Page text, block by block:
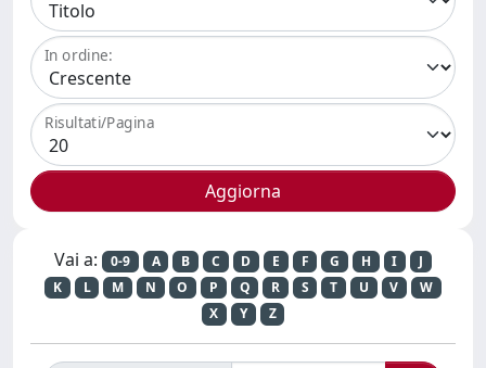
In ordine:
Risultati/Pagina
Vai a: 0-9 A B C D E F G H I
J
K
L M N O P Q R S T U V
W
X
Y Z